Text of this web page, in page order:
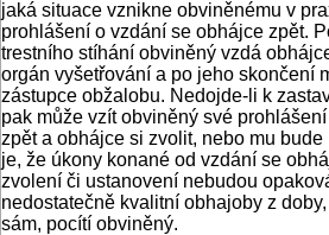
jaká situace vznikne obviněnému v
prohlášení o vzdání se obhájce zpět.
trestního stíhání obviněný vzdá
orgán vyšetřování a po jeho skončení
zástupce obžalobu. Nedojde-li k
pak může vzít obviněný své
zpět a obhájce si zvolit, nebo mu
je, že úkony konané od vzdání se
zvolení či ustanovení nebudou
nedostatečně kvalitní obhajoby z
sám, pocítí obviněný.